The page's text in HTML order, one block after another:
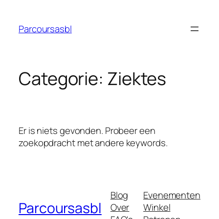
Parcoursasbl
Categorie: Ziektes
Er is niets gevonden. Probeer een
zoekopdracht met andere keywords.
Parcoursasbl
Blog
Over
Evenementen
Winkel